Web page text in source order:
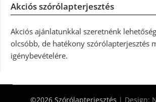
Akciós szórólapterjesztés
Akciós ajánlatunkkal szeretnénk
olcsóbb, de hatékony szórólapterjesztés
igénybevételére.
©2026 Szórólapterjesztés | Design: